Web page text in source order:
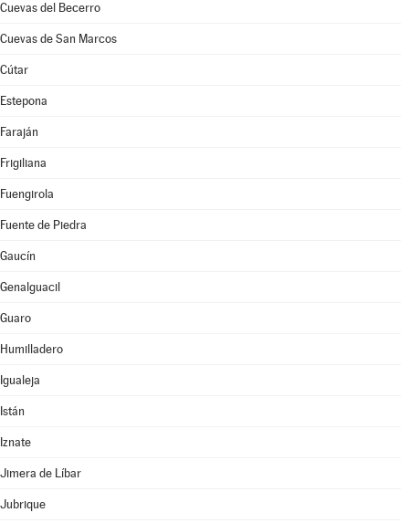
Cuevas del Becerro
Cuevas de San Marcos
Cútar
Estepona
Faraján
Frigiliana
Fuengirola
Fuente de Piedra
Gaucín
Genalguacil
Guaro
Humilladero
Igualeja
Istán
Iznate
Jimera de Líbar
Jubrique